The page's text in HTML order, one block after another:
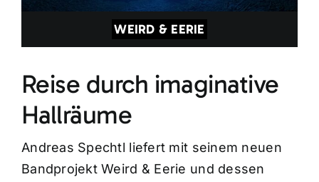
WEIRD & EERIE
Reise durch imaginative
Hallräume
Andreas Spechtl liefert mit seinem neuen
Bandprojekt Weird & Eerie und dessen